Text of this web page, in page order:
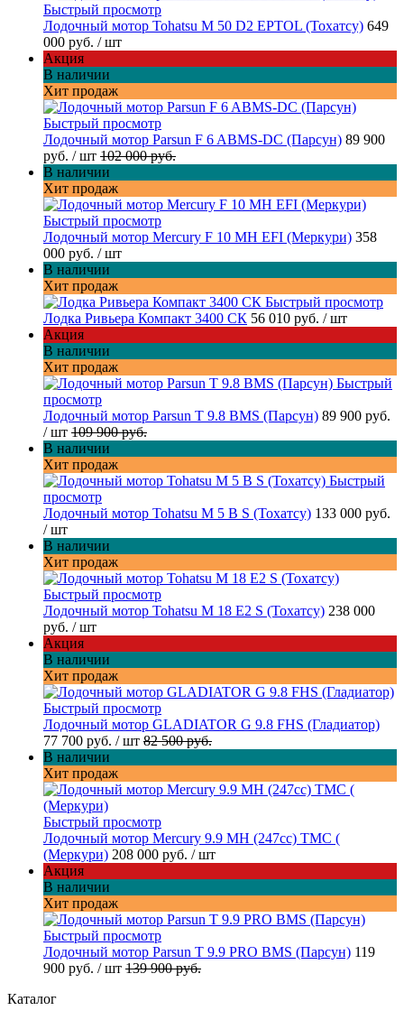
Быстрый просмотр
Лодочный мотор Tohatsu M 50 D2 EPTOL (Тохатсу) 649
000 руб. / шт
Акция
В наличии
Хит продаж
Быстрый просмотр
Лодочный мотор Parsun F 6 ABMS-DC (Парсун) 89 900
руб. / шт 102 000 руб.
В наличии
Хит продаж
Быстрый просмотр
Лодочный мотор Mercury F 10 MH EFI (Меркури) 358
000 руб. / шт
В наличии
Хит продаж
Быстрый просмотр
Лодка Ривьера Компакт 3400 СК 56 010 руб. / шт
Акция
В наличии
Хит продаж
Быстрый
просмотр
Лодочный мотор Parsun T 9.8 BMS (Парсун) 89 900 руб.
/ шт 109 900 руб.
В наличии
Хит продаж
Быстрый
просмотр
Лодочный мотор Tohatsu M 5 B S (Тохатсу) 133 000 руб.
/ шт
В наличии
Хит продаж
Быстрый просмотр
Лодочный мотор Tohatsu M 18 E2 S (Тохатсу) 238 000
руб. / шт
Акция
В наличии
Хит продаж
Быстрый просмотр
Лодочный мотор GLADIATOR G 9.8 FHS (Гладиатор)
77 700 руб. / шт 82 500 руб.
В наличии
Хит продаж
Быстрый просмотр
Лодочный мотор Mercury 9.9 МН (247cc) TMC (
(Меркури) 208 000 руб. / шт
Акция
В наличии
Хит продаж
Быстрый просмотр
Лодочный мотор Parsun T 9.9 PRO BMS (Парсун) 119
900 руб. / шт 139 900 руб.
Каталог